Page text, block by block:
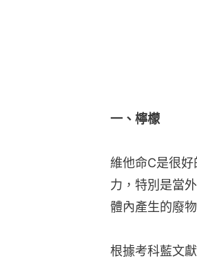
一、檸檬
維他命C是很
力，特別是當
體內產生的廢
根據考科藍文